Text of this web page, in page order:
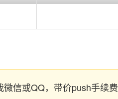
信或QQ，带价push手续费